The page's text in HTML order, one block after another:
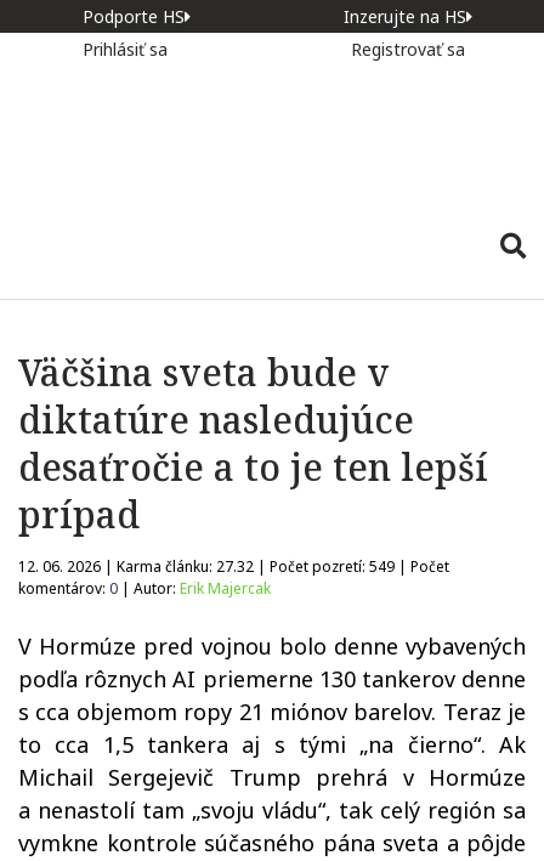
Podporte HS
Inzerujte na HS
Prihlásiť sa
Registrovať sa
Väčšina sveta bude v
diktatúre nasledujúce
desaťročie a to je ten lepší
prípad
12. 06. 2026 | Karma článku: 27.32 | Počet pozretí: 549 | Počet
komentárov: 0 | Autor: Erik Majercak
V Hormúze pred vojnou bolo denne vybavených
podľa rôznych AI priemerne 130 tankerov denne
s cca objemom ropy 21 miónov barelov. Teraz je
to cca 1,5 tankera aj s tými „na čierno“. Ak
Michail Sergejevič Trump prehrá v Hormúze
a nenastolí tam „svoju vládu“, tak celý región sa
vymkne kontrole súčasného pána sveta a pôjde